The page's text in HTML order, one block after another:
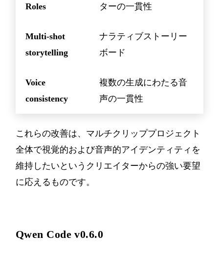
Roles
ターの一貫性
Multi-shot
storytelling
ナラティブストーリー
ボード
Voice
consistency
複数の生成にわたる音
声の一貫性
これらの改善は、マルチクリッププロジェクト
全体で視覚的および音声的アイデンティティを
維持したいというクリエイターからの強い要望
に応えるものです。
Qwen Code v0.6.0